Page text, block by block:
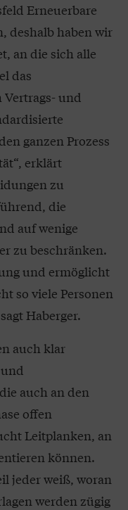
Erneuerbare
deshalb haben wir
an die sich alle
das
und
ganzen Prozess
erklärt
zu
die
auf wenige
zu beschränken.
und ermöglicht
so viele Personen
Haberger.
auch klar
auch an den
offen
Leitplanken, an
können.
jeder weiß, woran
werden zügig